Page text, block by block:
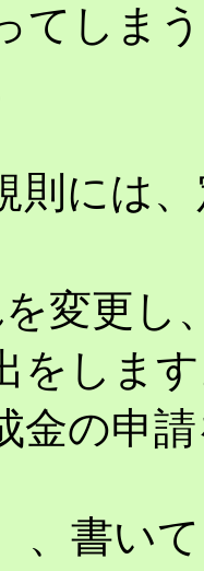
てしま
則には
変更し
をしま
金の申
、書い